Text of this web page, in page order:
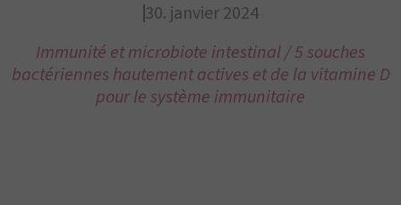
30. janvier 2024
Immunité et microbiote intestinal / 5 souches
bactériennes hautement actives et de la vitamine D
pour le système immunitaire